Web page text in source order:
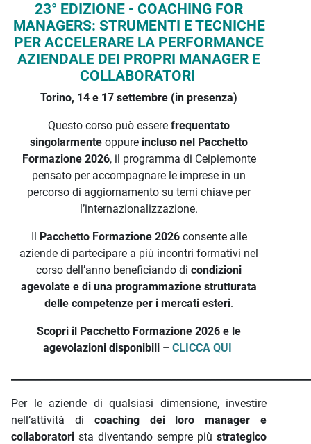
23° EDIZIONE - COACHING FOR
MANAGERS: STRUMENTI E TECNICHE
PER ACCELERARE LA PERFORMANCE
AZIENDALE DEI PROPRI MANAGER E
COLLABORATORI
Torino, 14 e 17 settembre (in presenza)
Questo corso può essere frequentato
singolarmente oppure incluso nel Pacchetto
Formazione 2026, il programma di Ceipiemonte
pensato per accompagnare le imprese in un
percorso di aggiornamento su temi chiave per
l’internazionalizzazione.
Il Pacchetto Formazione 2026consente alle
aziende di partecipare a più incontri formativi nel
corso dell’anno beneficiando di condizioni
agevolate e di una programmazione strutturata
delle competenze per i mercati esteri.
Scopri il Pacchetto Formazione 2026 e le
agevolazioni disponibili – CLICCA QUI
Per le aziende di qualsiasi dimensione, investire
nell’attività di coaching dei loro manager e
collaboratori sta diventando sempre più strategico